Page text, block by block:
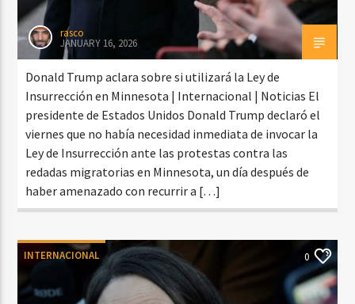
rasco
JANUARY 16, 2026
Donald Trump aclara sobre si utilizará la Ley de
Insurrección en Minnesota | Internacional | Noticias El
presidente de Estados Unidos Donald Trump declaró el
viernes que no había necesidad inmediata de invocar la
Ley de Insurrección ante las protestas contra las
redadas migratorias en Minnesota, un día después de
haber amenazado con recurrir a […]
INTERNACIONAL 0